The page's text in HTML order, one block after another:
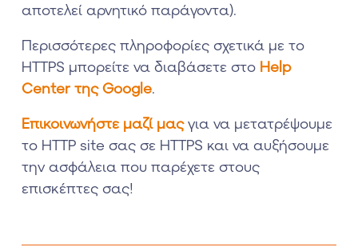
αποτελεί αρνητικό παράγοντα).
Περισσότερες πληροφορίες σχετικά με το
HTTPS μπορείτε να διαβάσετε στο Help
Center της Google.
Eπικοινωνήστε μαζί μαςγια να μετατρέψουμε
το HTTP site σας σε HTTPS και να αυξήσουμε
την ασφάλεια που παρέχετε στους
επισκέπτες σας!